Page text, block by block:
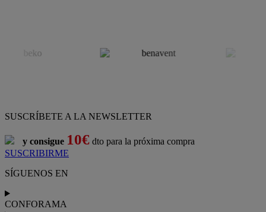
SUSCRÍBETE A LA NEWSLETTER
y consigue 10€ dto para la próxima compra
SUSCRIBIRME
SÍGUENOS EN
CONFORAMA